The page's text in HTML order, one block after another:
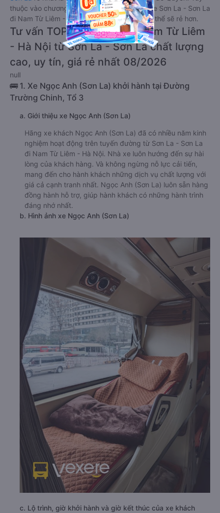
thuộc vào chương trình khuyến mãi, giá vé Xe Sơn La - Sơn La
đi Nam Từ Liêm - Hà Nội giường nằm này có thể sẽ rẻ hơn.
Tư vấn TOP 5 xe khách đi Nam Từ Liêm
- Hà Nội từ Sơn La - Sơn La chất lượng
cao, uy tín, giá rẻ nhất 08/2026
null
🚌 1. Xe Ngọc Anh (Sơn La) khởi hành tại Đường
Trường Chinh, Tổ 3
a. Giới thiệu xe Ngọc Anh (Sơn La)
Hãng xe khách Ngọc Anh (Sơn La) đã có nhiều năm kinh
nghiệm hoạt động trên tuyến đường từ Sơn La - Sơn La
đi Nam Từ Liêm - Hà Nội. Nhà xe luôn hướng đến sự hài
lòng của khách hàng. Và không ngừng nỗ lực cải tiến,
mang đến cho hành khách những dịch vụ chất lượng với
giá cả cạnh tranh nhất. Ngọc Anh (Sơn La) luôn sẵn hàng
đồng hành hỗ trợ, giúp hành khách có những hành trình
đáng nhớ nhất.
b. Hình ảnh xe Ngọc Anh (Sơn La)
c. Lộ trình, giờ khởi hành và giờ kết thúc của xe khách